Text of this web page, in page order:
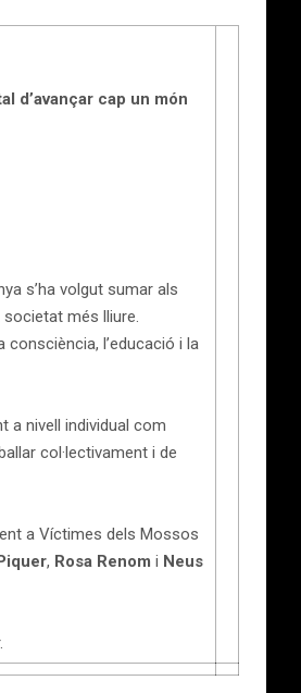
d’avançar cap un món
s’ha volgut sumar als
més lliure.
l’educació i la
a nivell individual com
col·lectivament i de
a Víctimes dels Mossos
, Rosa Renom i Neus